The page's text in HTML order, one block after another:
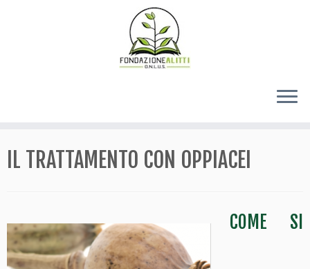
IL TRATTAMENTO CON OPPIACEI
COME SI